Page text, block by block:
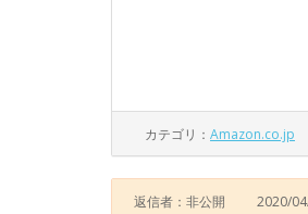
カテゴリ： Amazon.co.jp
返信者：非公開 2020/